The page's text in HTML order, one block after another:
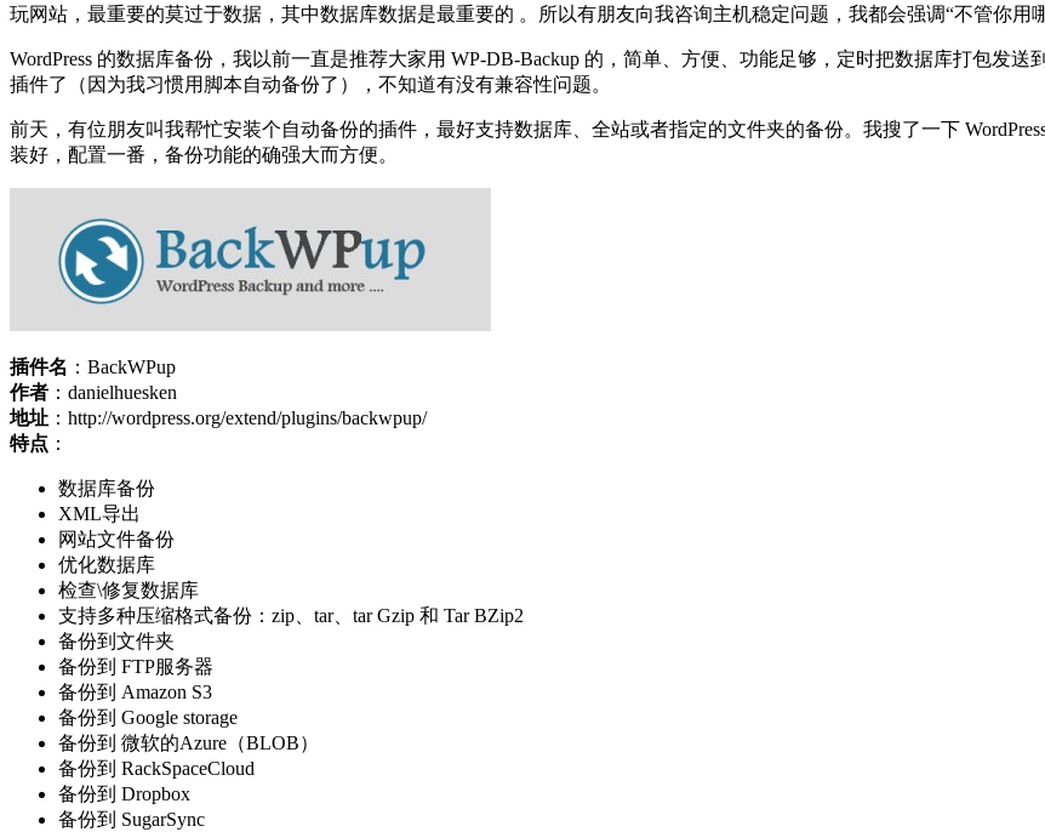
玩网站，最重要的莫过于数据，其中数据库数据是最重要的 。所以有朋友向我咨询主机稳定问题，我都会强调“不管你用
WordPress 的数据库备份，我以前一直是推荐大家用 WP-DB-Backup 的，简单、方便、功能足够，定时把数据库打包发
插件了（因为我习惯用脚本自动备份了），不知道有没有兼容性问题。
前天，有位朋友叫我帮忙安装个自动备份的插件，最好支持数据库、全站或者指定的文件夹的备份。我搜了一下
装好，配置一番，备份功能的确强大而方便。
插件名 ：BackWPup
作者 ：danielhuesken
地址 ：http://wordpress.org/extend/plugins/backwpup/
特点 ：
数据库备份
XML导出
网站文件备份
优化数据库
检查\修复数据库
支持多种压缩格式备份：zip、tar、tar Gzip 和 Tar BZip2
备份到文件夹
备份到 FTP服务器
备份到 Amazon S3
备份到 Google storage
备份到 微软的Azure（BLOB）
备份到 RackSpaceCloud
备份到 Dropbox
备份到 SugarSync